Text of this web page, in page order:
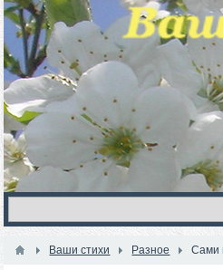
Ваши стихи Разное Сами